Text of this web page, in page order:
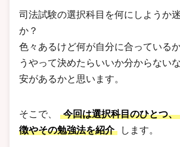
司法試験の選択科目を何にしようか
か？
色々あるけど何が自分に合っている
うやって決めたらいいか分からない
安があるかと思います。
そこで、 今回は選択科目のひとつ、
徴やその勉強法を紹介
します。